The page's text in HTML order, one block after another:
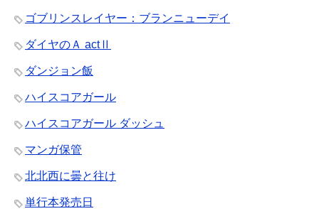
ゴブリンスレイヤー：ブランニューデイ
ダイヤのＡ actⅡ
ダンジョン飯
ハイスコアガール
ハイスコアガール ダッシュ
マンガ保管
北北西に曇と往け
単行本発売日